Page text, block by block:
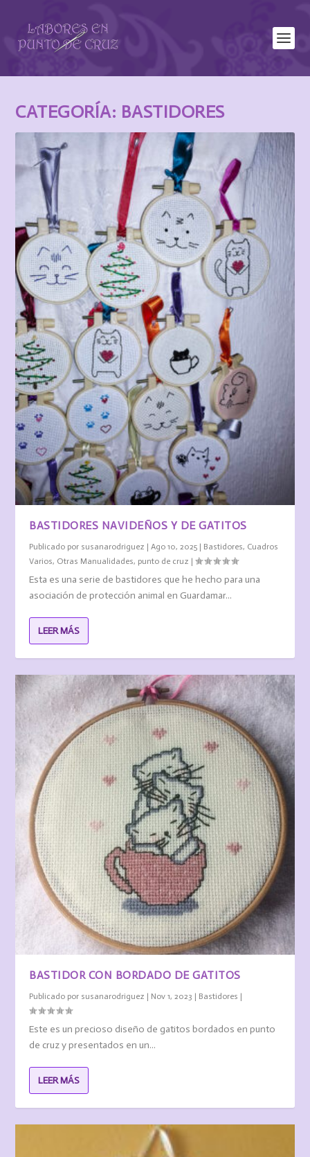
CATEGORÍA: BASTIDORES
BASTIDORES NAVIDEÑOS Y DE GATITOS
Publicado por susanarodriguez |Ago 10, 2025 | Bastidores, Cuadros
Varios, Otras Manualidades, punto de cruz |
Esta es una serie de bastidores que he hecho para una
asociación de protección animal en Guardamar...
LEER MÁS
BASTIDOR CON BORDADO DE GATITOS
Publicado por susanarodriguez | Nov 1, 2023 | Bastidores |
Este es un precioso diseño de gatitos bordados en punto
de cruz y presentados en un...
LEER MÁS